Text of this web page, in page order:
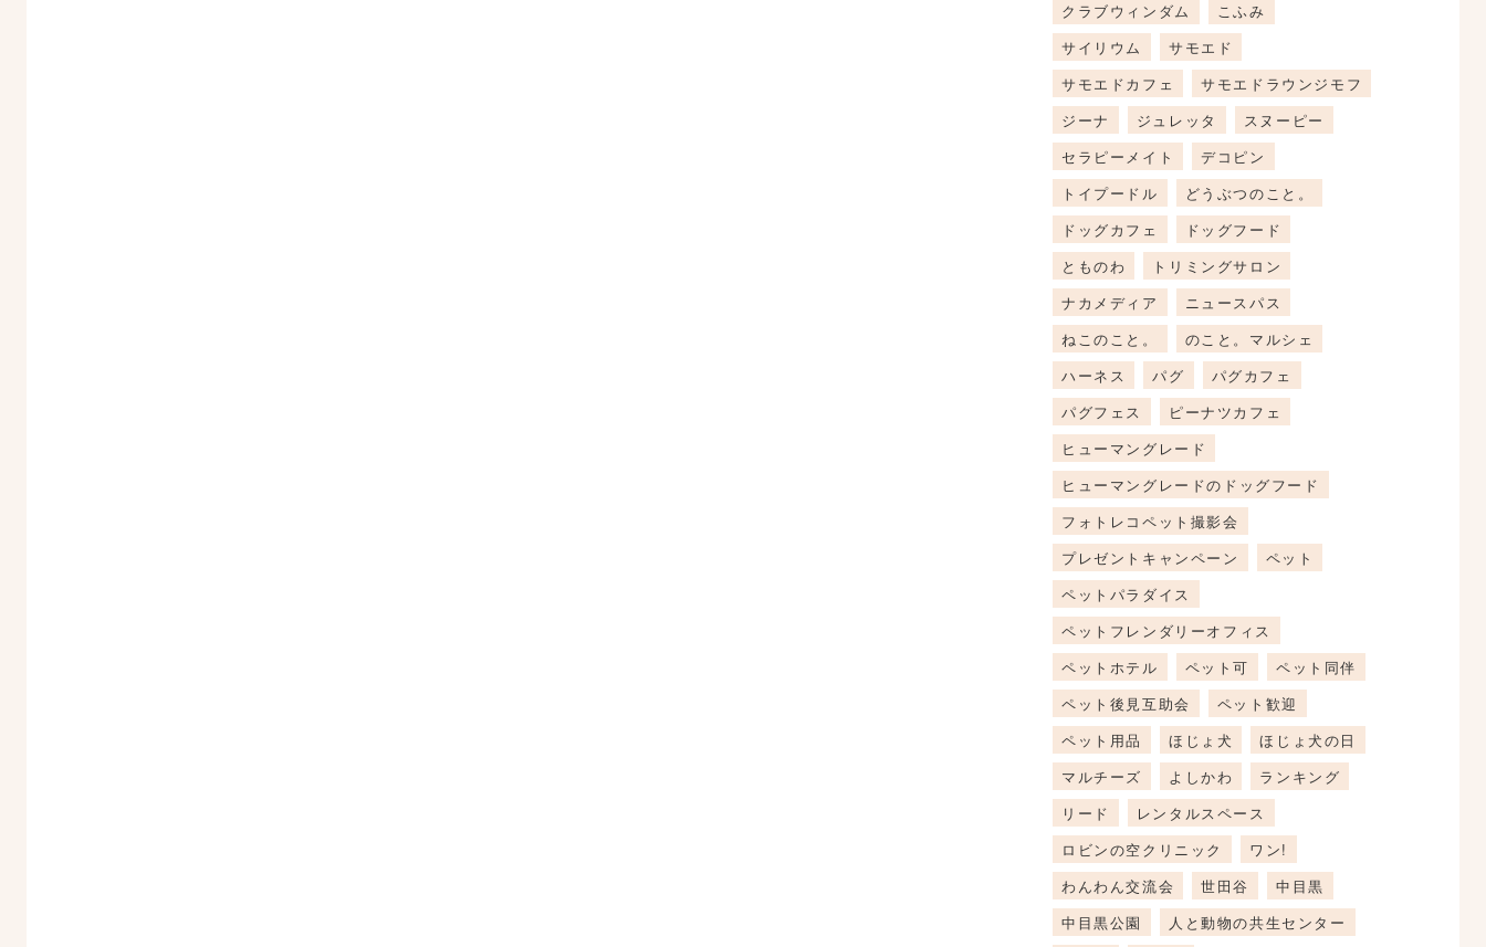
クラブウィンダム
こふみ
サイリウム
サモエド
サモエドカフェ
サモエドラウンジモフ
ジーナ
ジュレッタ
スヌーピー
セラピーメイト
デコピン
トイプードル
どうぶつのこと。
ドッグカフェ
ドッグフード
とものわ
トリミングサロン
ナカメディア
ニュースパス
ねこのこと。
のこと。マルシェ
ハーネス
パグ
パグカフェ
パグフェス
ピーナツカフェ
ヒューマングレード
ヒューマングレードのドッグフード
フォトレコペット撮影会
プレゼントキャンペーン
ペット
ペットパラダイス
ペットフレンダリーオフィス
ペットホテル
ペット可
ペット同伴
ペット後見互助会
ペット歓迎
ペット用品
ほじょ犬
ほじょ犬の日
マルチーズ
よしかわ
ランキング
リード
レンタルスペース
ロビンの空クリニック
ワン!
わんわん交流会
世田谷
中目黒
中目黒公園
人と動物の共生センター